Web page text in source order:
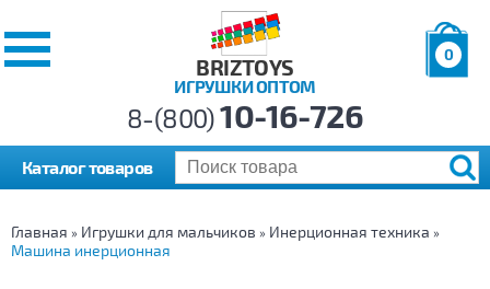
BRIZTOYS
ИГРУШКИ ОПТОМ
0
р.
8-(800)10-16-726
Каталог товаров
Главная » Игрушки для мальчиков » Инерционная техника »
Машина инерционная